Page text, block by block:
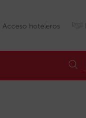
Acceso hoteleros